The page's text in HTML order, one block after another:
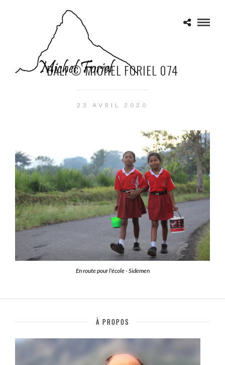
BALI © MICHEL FORIEL 074
23 AVRIL 2020
En route pour l'école - Sidemen
À PROPOS